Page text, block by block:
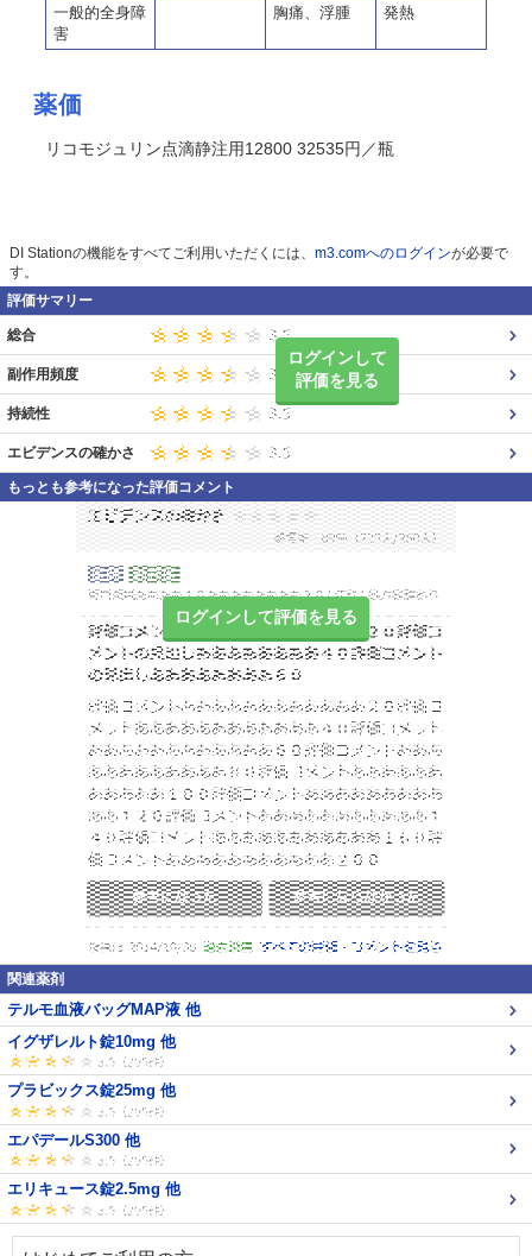
一般的全身障
害
胸痛、浮腫 発熱
薬価
リコモジュリン点滴静注用12800 32535円／瓶
DI Stationの機能をすべてご利用いただくには、 m3.comへのログインが必要で
す。
評価サマリー
ログインして
評価を見る
総合
副作用頻度
持続性
エビデンスの確かさ
もっとも参考になった評価コメント
ログインして評価を見る
関連薬剤
テルモ血液バッグMAP液 他
イグザレルト錠10mg 他
プラビックス錠25mg 他
エパデールS300 他
エリキュース錠2.5mg 他